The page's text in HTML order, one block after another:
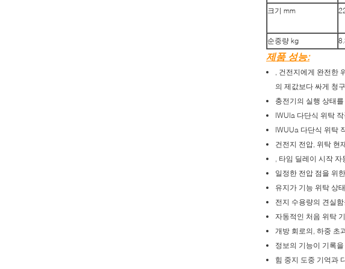
크기 mm
순중량 kg
제품 성능:
, 건전지에게 완전한
의 제값보다 싸게 청
충전기의 실행 상태
IWUIa 다단식 위탁
IWUUa 다단식 위탁
건전지 전압, 위탁 현
, 타임 딜레이 시작
일정한 전압 점을 위
유지가 기능 위탁 상
전지 수용량의 견실
자동적인 처음 위탁
개방 회로의, 하중 초
정보의 기능이 기록
힘 중지 도중 기억과